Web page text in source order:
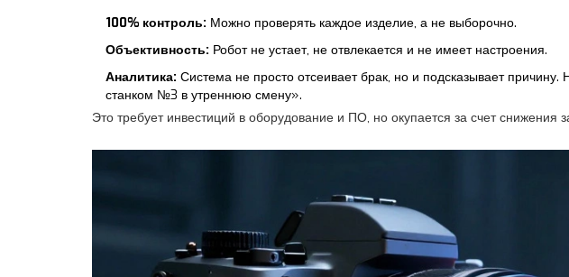
100% контроль: Можно проверять каждое изделие, а не выборочно.
Объективность: Робот не устает, не отвлекается и не имеет настроения.
Аналитика: Система не просто отсеивает брак, но и подсказывает
станком №3 в утреннюю смену».
Это требует инвестиций в оборудование и ПО, но окупается за счет снижения